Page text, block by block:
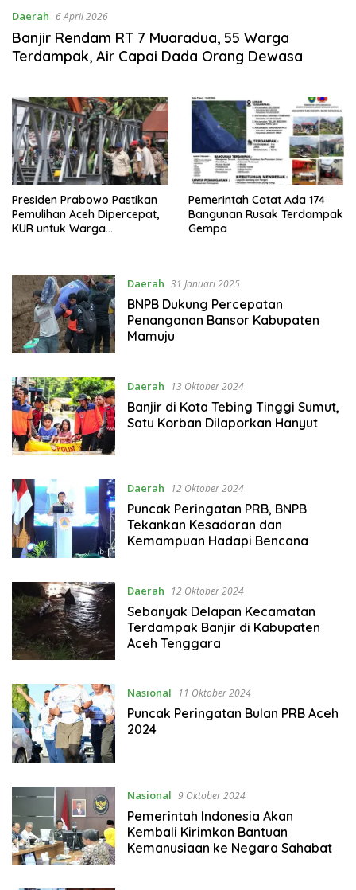
Daerah 6 April 2026
Banjir Rendam RT 7 Muaradua, 55 Warga
Terdampak, Air Capai Dada Orang Dewasa
Presiden Prabowo Pastikan
Pemulihan Aceh Dipercepat,
KUR untuk Warga
Pemerintah Catat Ada 174
Bangunan Rusak Terdampak
Gempa
Daerah 31 Januari 2025
BNPB Dukung Percepatan
Penanganan Bansor Kabupaten
Mamuju
Daerah 13 Oktober 2024
Banjir di Kota Tebing Tinggi Sumut,
Satu Korban Dilaporkan Hanyut
Daerah 12 Oktober 2024
Puncak Peringatan PRB, BNPB
Tekankan Kesadaran dan
Kemampuan Hadapi Bencana
Daerah 12 Oktober 2024
Sebanyak Delapan Kecamatan
Terdampak Banjir di Kabupaten
Aceh Tenggara
Nasional 11 Oktober 2024
Puncak Peringatan Bulan PRB Aceh
2024
Nasional 9 Oktober 2024
Pemerintah Indonesia Akan
Kembali Kirimkan Bantuan
Kemanusiaan ke Negara Sahabat